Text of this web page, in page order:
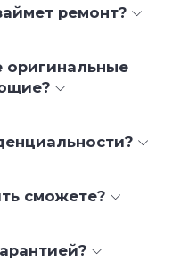
ремонт?
оригинальные
сможете?